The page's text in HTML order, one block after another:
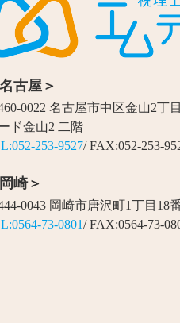
古屋＞
0022 名古屋市中区金山2丁
ド金山2 二階
253-9527/ FAX:052-253-
崎＞
0043 岡崎市唐沢町1丁目18
73-0801/ FAX:0564-73-